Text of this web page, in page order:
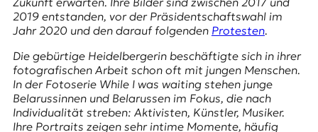
|
D
E
K
2019 entstanden, vor der Präsidentschaftswahl im
Jahr 2020und den darauf folgenden Protesten.
Die gebürtige Heidelbergerin beschäftigte sich in ihrer
fotografischen Arbeit schon oft mit jungen Menschen.
In der Fotoserie While I was waitingstehen junge
Belarussinnen und Belarussen im Fokus, die nach
Individualität streben: Aktivisten, Künstler, Musiker.
Ihre Portraits zeigen sehr intime Momente, häufig